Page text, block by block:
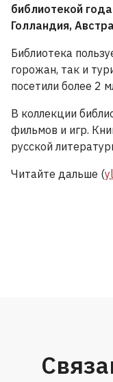
библиотекой
Голландия,
Библиотека
горожан, так и
посетили более 2
В коллекции
фильмов и игр.
русской
Читайте дальше (